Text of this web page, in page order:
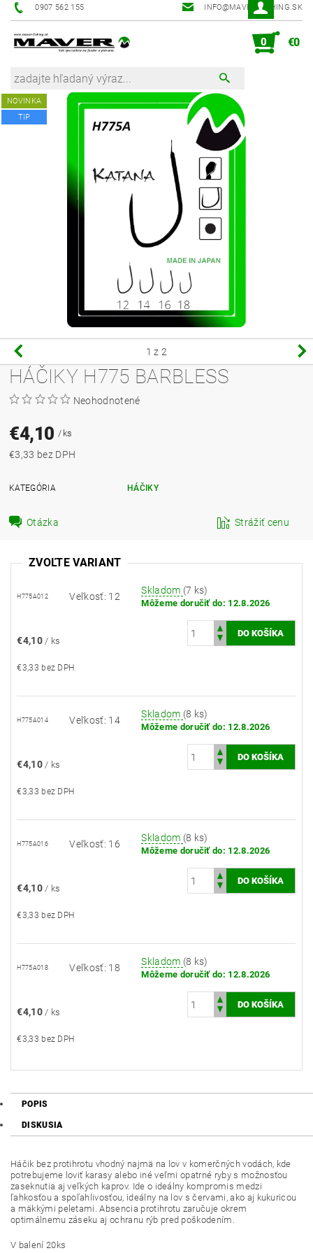
0907 562 155 INFO@MAVER-FISHING.SK
0 €0
NOVINKA
TIP
1 z 2
HÁČIKY H775 BARBLESS
Neohodnotené
€4,10/ ks
€3,33 bez DPH
KATEGÓRIA HÁČIKY
Otázka Strážiť cenu
ZVOĽTE VARIANT
H775A012 Veľkosť: 12
Skladom (7 ks)
Môžeme doručiť do: 12.8.2026
€4,10 / ks
€3,33 bez DPH
H775A014 Veľkosť: 14
Skladom (8 ks)
Môžeme doručiť do: 12.8.2026
€4,10 / ks
€3,33 bez DPH
H775A016 Veľkosť: 16
Skladom (8 ks)
Môžeme doručiť do: 12.8.2026
€4,10 / ks
€3,33 bez DPH
H775A018 Veľkosť: 18
Skladom (8 ks)
Môžeme doručiť do: 12.8.2026
€4,10 / ks
€3,33 bez DPH
POPIS
DISKUSIA
Háčik bez protihrotu vhodný najmä na lov v komerčných vodách, kde
potrebujeme loviť karasy alebo iné veľmi opatrné ryby s možnosťou
zaseknutia aj veľkých kaprov. Ide o ideálny kompromis medzi
ľahkosťou a spoľahlivosťou, ideálny na lov s červami, ako aj kukuricou
a mäkkými peletami. Absencia protihrotu zaručuje okrem
optimálnemu záseku aj ochranu rýb pred poškodením.
V balení 20ks